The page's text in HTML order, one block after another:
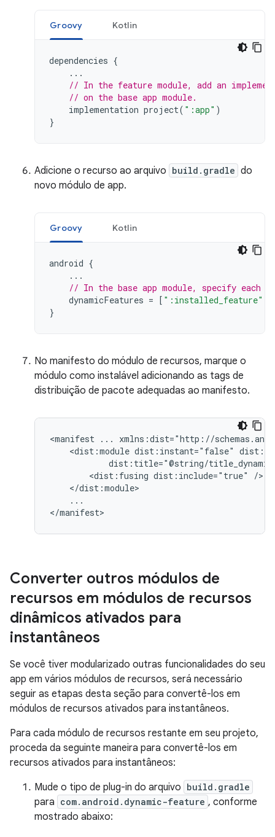
Groovy Kotlin
dependencies {
...
// In the feature module, add an
// on the base app module.
implementation project( ":app" )
}
Adicione o recurso ao arquivo build.gradle do
novo módulo de app.
Groovy Kotlin
android {
...
// In the base app module, specify each
dynamicFeatures = [ ":installed_feature"
}
No manifesto do módulo de recursos, marque o
módulo como instalável adicionando as tags de
distribuição de pacote adequadas ao manifesto.
<manifest ...
<dist:module dist:instant="false"
<dist:fusing dist:include="true"
...
Converter outros módulos de
recursos em módulos de recursos
dinâmicos ativados para
instantâneos
Se você tiver modularizado outras funcionalidades do seu
app em vários módulos de recursos, será necessário
seguir as etapas desta seção para convertê-los em
módulos de recursos ativados para instantâneos.
Para cada módulo de recursos restante em seu projeto,
proceda da seguinte maneira para convertê-los em
recursos ativados para instantâneos:
Mude o tipo de plug-in do arquivo build.gradle
para com.android.dynamic-feature , conforme
mostrado abaixo: